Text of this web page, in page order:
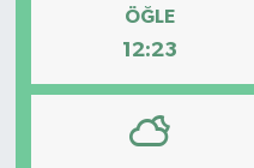
ÖĞLE
12:23